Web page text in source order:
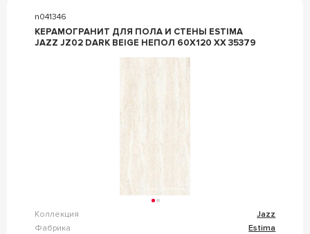
n041346
КЕРАМОГРАНИТ ДЛЯ ПОЛА И СТЕНЫ ESTIMA
JAZZ JZ02 DARK BEIGE НЕПОЛ 60X120 XX 35379
Коллекция
Jazz
Фабрика
Estima